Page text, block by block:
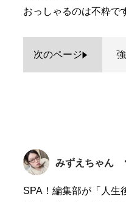
おっしゃるのは不粋で
次のページ
みずえちゃん
1989年生まれ。新潟
SPA！編集部が「人生